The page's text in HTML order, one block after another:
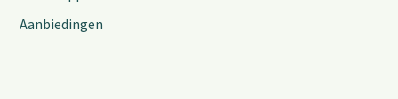
Aanbiedingen